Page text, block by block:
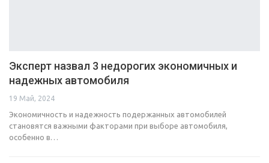
Эксперт назвал 3 недорогих экономичных и
надежных автомобиля
19 Май, 2024
Экономичность и надежность подержанных автомобилей
становятся важными факторами при выборе автомобиля,
особенно в…